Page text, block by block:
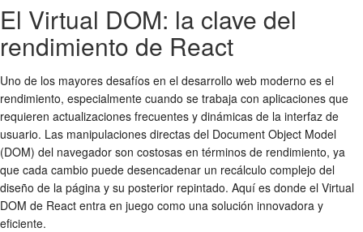
El Virtual DOM: la clave del
rendimiento de React
Uno de los mayores desafíos en el desarrollo web moderno es el
rendimiento, especialmente cuando se trabaja con aplicaciones que
requieren actualizaciones frecuentes y dinámicas de la interfaz de
usuario. Las manipulaciones directas del Document Object Model
(DOM) del navegador son costosas en términos de rendimiento, ya
que cada cambio puede desencadenar un recálculo complejo del
diseño de la página y su posterior repintado. Aquí es donde el Virtual
DOM de React entra en juego como una solución innovadora y
eficiente.